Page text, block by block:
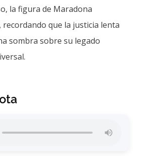
la figura de Maradona
recordando que la justicia lenta
sombra sobre su legado